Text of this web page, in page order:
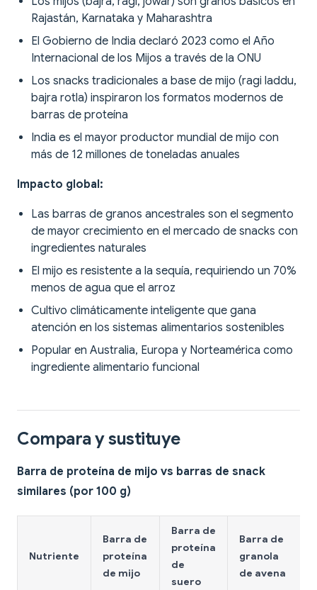
Rajastán, Karnataka y Maharashtra
El Gobierno de India declaró 2023 como el Año
Internacional de los Mijos a través de la ONU
Los snacks tradicionales a base de mijo (ragi laddu,
bajra rotla) inspiraron los formatos modernos de
barras de proteína
India es el mayor productor mundial de mijo con
más de 12 millones de toneladas anuales
Impacto global:
Las barras de granos ancestrales son el segmento
de mayor crecimiento en el mercado de snacks con
ingredientes naturales
El mijo es resistente a la sequía, requiriendo un 70%
menos de agua que el arroz
Cultivo climáticamente inteligente que gana
atención en los sistemas alimentarios sostenibles
Popular en Australia, Europa y Norteamérica como
ingrediente alimentario funcional
Compara y sustituye
Barra de proteína de mijo vs barras de snack
similares (por 100 g)
Nutriente
Barra de
proteína
de mijo
Barra de
proteína
de
suero
Barra de
granola
de avena